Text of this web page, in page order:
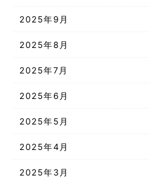
2025年9月
2025年8月
2025年7月
2025年6月
2025年5月
2025年4月
2025年3月